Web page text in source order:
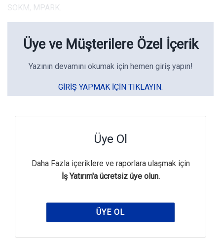
SOKM, MPARK.
Üye ve Müşterilere Özel İçerik
Yazının devamını okumak için hemen giriş yapın!
GIRIŞ YAPMAK IÇIN TIKLAYIN.
Üye Ol
Daha Fazla içeriklere ve raporlara ulaşmak için
İş Yatırım'a ücretsiz üye olun.
ÜYE OL